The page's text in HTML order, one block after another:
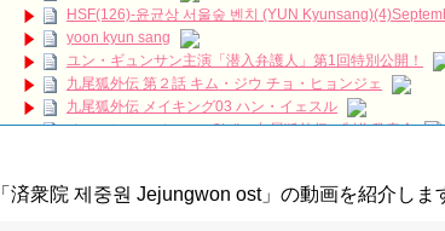
ハン・ヘジン 한혜진 – Still We (여전히 우리는)
한가인 –
「ライフ・ オン・ マーズ」2019年11月2日TSUTAYAにて
(ENG SUB) Behind The Scene Hyun Bin 현빈❤️ 손예진
ェジン / エンジョイ❕
ユン・ギュンサン、番組にも登場した愛猫が急死…イ・
HSF(126)-윤균상 서울숲 벤치 (YUN
yoon kyun sang
ユン・ギュンサン主演「潜入弁護人」第1回特別公開！
九尾狐外伝 第２話 キム・ジウ チョ・ヒョンジェ
九尾狐外伝 メイキング03 ハン・イェスル
チョ・ヒョンジェ 조현재 九尾狐外伝 制作発表会
(11/26)
「済衆院 제중원 Jejungwon ost」の動画を紹介しま